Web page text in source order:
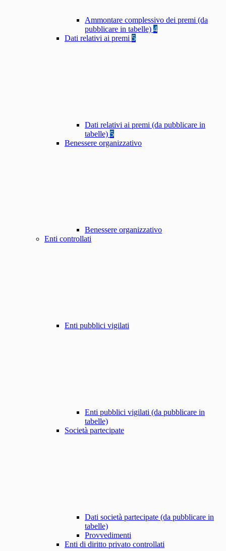
Ammontare complessivo dei premi (da
pubblicare in tabelle) 4
Dati relativi ai premi 5
Dati relativi ai premi (da pubblicare in
tabelle) 5
Benessere organizzativo
Benessere organizzativo
Enti controllati
Enti pubblici vigilati
Enti pubblici vigilati (da pubblicare in
tabelle)
Società partecipate
Dati società partecipate (da pubblicare in
tabelle)
Provvedimenti
Enti di diritto privato controllati